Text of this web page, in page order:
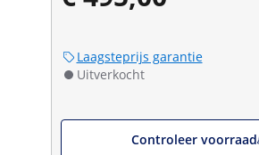
Laagsteprijs garantie
Uitverkocht
Controleer voorraad